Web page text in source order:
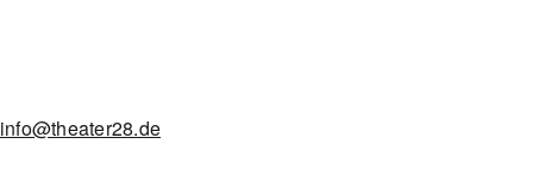
info@theater28.de